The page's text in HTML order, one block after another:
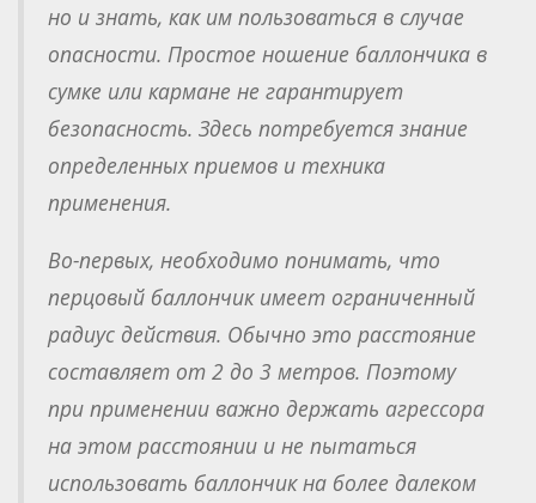
но и знать, как им пользоваться в случае
опасности. Простое ношение баллончика в
сумке или кармане не гарантирует
безопасность. Здесь потребуется знание
определенных приемов и техника
применения.
Во-первых, необходимо понимать, что
перцовый баллончик имеет ограниченный
радиус действия. Обычно это расстояние
составляет от 2 до 3 метров. Поэтому
при применении важно держать агрессора
на этом расстоянии и не пытаться
использовать баллончик на более далеком